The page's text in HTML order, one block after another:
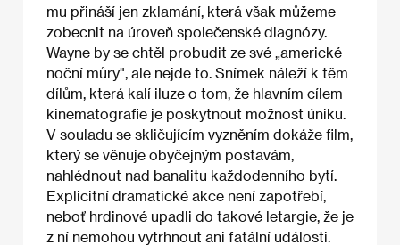
mu přináší jen zklamání, která však můžeme
zobecnit na úroveň společenské diagnózy.
Wayne by se chtěl probudit ze své „americké
noční můry", ale nejde to. Snímek náleží k těm
dílům, která kalí iluze o tom, že hlavním cílem
kinematografie je poskytnout možnost úniku.
V souladu se skličujícím vyzněním dokáže film,
který se věnuje obyčejným postavám,
nahlédnout nad banalitu každodenního bytí.
Explicitní dramatické akce není zapotřebí,
neboť hrdinové upadli do takové letargie, že je
z ní nemohou vytrhnout ani fatální události.